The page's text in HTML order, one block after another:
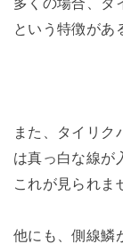
という特徴があ
また、タイリク
は真っ白な線が
これが見られま
他にも、側線鱗